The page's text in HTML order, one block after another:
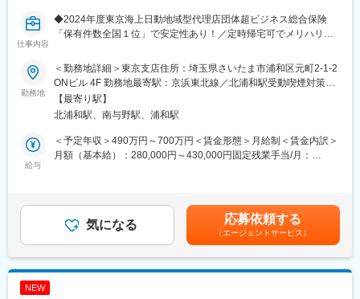
■就業環境：
月平均残業20時間ほどでリモートワーク活用、フレックスタイム
ループの福利厚生を活用することが可能なため、西武グループ内
の割引や社員食堂等も活用が可能。
■当社について：
当社は西武グループ法人の小規模～大規模法人のコーポレート機
能を担うシェアード企業です。コーポレート業務を集約・共通
化、DX・BPRにより業務標準化を図ること、および従業員の専門
性を高めることで、スマートなコーポレート機能を実現し、グル
交通・沿線事業、その他（スポーツ事業等）の４つの事業体から
なる地域・社会の発展、環境の保全に貢献する生活総合サービス
グループです。
仕事内容
◆2024年度東京海上日動地域型代理店団体超ビジネス総合保険
「保有件数全国１位」で安定性あり！／定時帰宅可でメリハリの
■職務詳細：
中小企業のお客様に生命保険、損害保険のアフターフォローや契
約の更新をお任せする予定です。
■職務の特徴：
担当クライアントは、提携先のご紹介や保有ネットワークが中心
となり、首都圏を中心に、一部の遠方がエリアです。ノルマはな
幅広くあるため、営業スタッフの心理的負担も少なく、紹介など
で拡がりやすい仕事にしています。いかにクライアント様の心を
つかむことができるのか鍵です。
勤務地
＜勤務地詳細＞東京支店住所：埼玉県さいたま市浦和区元町2-1-2
ONビル 4F 勤務地最寄駅：京浜東北線／北浦和駅受動喫煙対策：
敷地内全面禁煙変更の範囲：無
【最寄り駅】
北浦和駅、南与野駅、浦和駅
給与
＜予定年収＞490万円～700万円＜賃金形態＞月給制＜賃金内訳＞
月額（基本給）：280,000円～430,000円固定残業手当/月：
ィブあり(能力・経験によって決定します)◆昇給年1回◆賞与年2
回＋決算賞与1回）賃金はあくまでも目安の金額であり、選考を通
じて上下する可能性があります。月給(月額)は固定手当を含めた表
記です。
気になる 応募依頼する
（エージェントサービス）
NEW